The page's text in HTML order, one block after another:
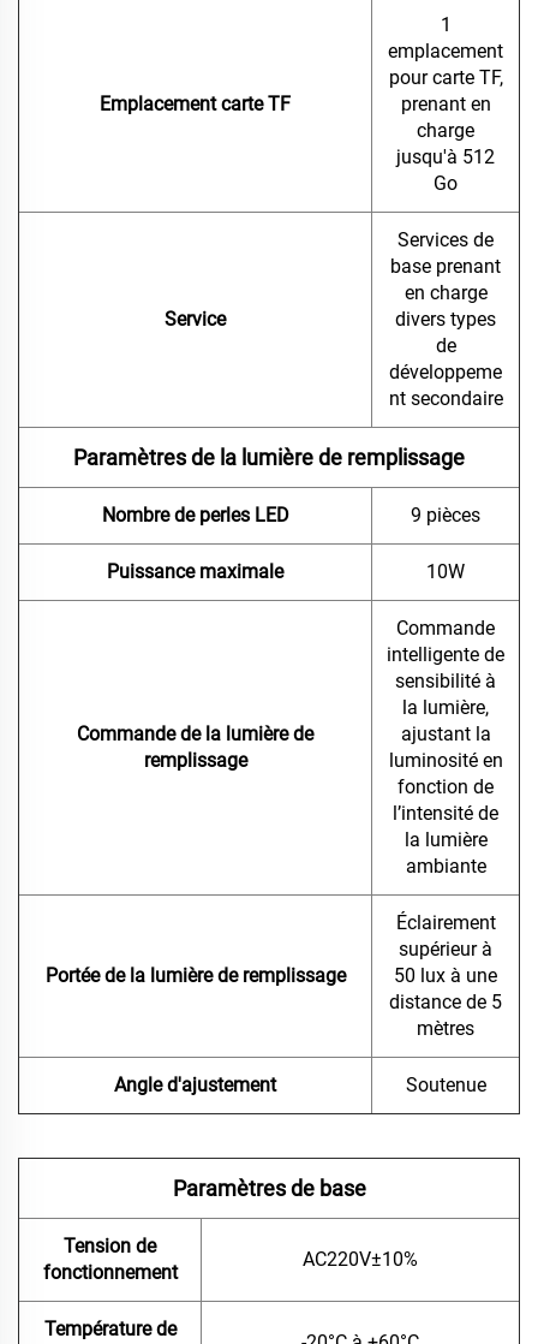
Emplacement carte TF
1
emplacement
pour carte TF,
prenant en
charge
jusqu'à 512
Go
Service
Services de
base prenant
en charge
divers types
de
développeme
nt secondaire
Paramètres de la lumière de remplissage
Nombre de perles LED 9 pièces
Puissance maximale 10W
Commande de la lumière de
remplissage
Commande
intelligente de
sensibilité à
la lumière,
ajustant la
luminosité en
fonction de
l’intensité de
la lumière
ambiante
Portée de la lumière de remplissage
Éclairement
supérieur à
50 lux à une
distance de 5
mètres
Angle d'ajustement Soutenue
Paramètres de base
Tension de
fonctionnement
AC220V±10%
Température de